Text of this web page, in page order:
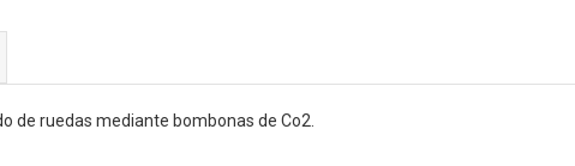
de ruedas mediante bombonas de Co2.